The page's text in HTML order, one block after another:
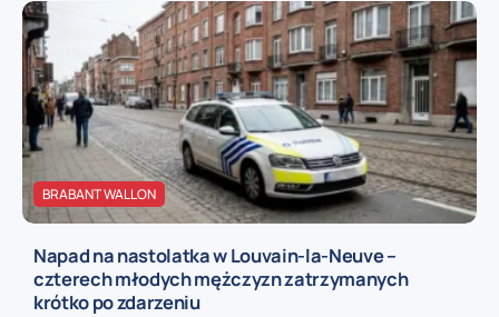
BRABANT WALLON
Napad na nastolatka w Louvain-la-Neuve –
czterech młodych mężczyzn zatrzymanych
krótko po zdarzeniu